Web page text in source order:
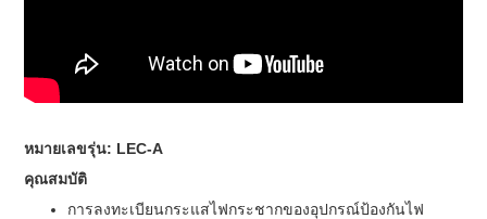
หมายเลขรุ่น: LEC-A
คุณสมบัติ
การลงทะเบียนกระแสไฟกระชากของอุปกรณ์ป้องกันไฟ